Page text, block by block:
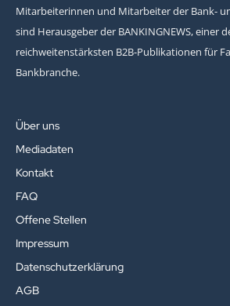
Mitarbeiterinnen und Mitarbeiter der Bank-
sind Herausgeber der BANKINGNEWS, einer
reichweitenstärksten B2B-Publikationen für
Bankbranche.
Über uns
Mediadaten
Kontakt
FAQ
Offene Stellen
Impressum
Datenschutzerklärung
AGB